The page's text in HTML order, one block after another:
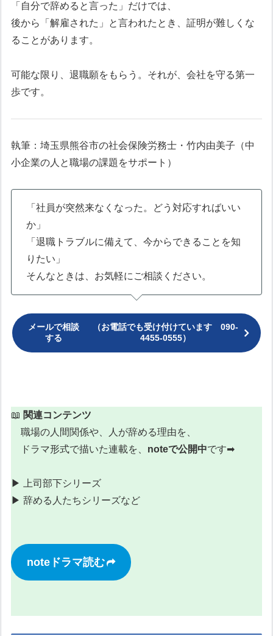
「自分で辞めると言った」だけでは、
後から「解雇された」と言われたとき、証明が難しくな
ることがあります。
可能な限り、退職願をもらう。それが、会社を守る第一
歩です。
執筆：埼玉県熊谷市の社会保険労務士・竹内由美子（中
小企業の人と職場の課題をサポート）
「社員が突然来なくなった。どう対応すればいい
か」
「退職トラブルに備えて、今からできることを知
りたい」
そんなときは、お気軽にご相談ください。
メールで相談
する
（お電話でも受け付けています 090-
4455-0555）
📖 関連コンテンツ
職場の人間関係や、人が辞める理由を、
ドラマ形式で描いた連載を、 noteで公開中です➡
▶︎ 上司部下シリーズ
▶︎ 辞める人たちシリーズなど
noteドラマ読む